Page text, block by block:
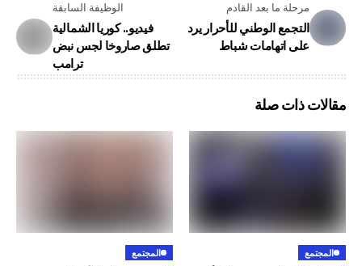
الوظيفة السابقة
فيديو.. كوريا الشمالية
تطلق صاروخا لجس نبض
ما بعد القادم
الوطني للأحرار يرد
صلة